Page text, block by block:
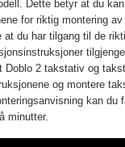
Dette betyr at du
for riktig montering
at du har tilgang til de
Doblo 2 takstativ og
og montere
kan du
minutter.